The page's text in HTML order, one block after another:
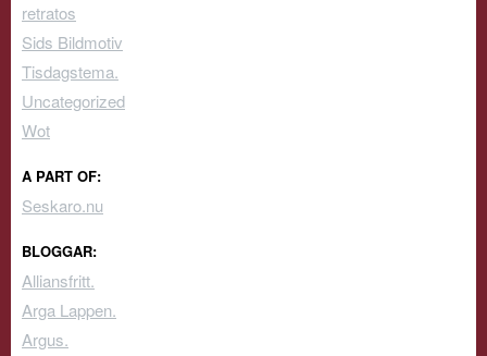
retratos
Sids Bildmotiv
Tisdagstema.
Uncategorized
Wot
A PART OF:
Seskaro.nu
BLOGGAR:
Alliansfritt.
Arga Lappen.
Argus.